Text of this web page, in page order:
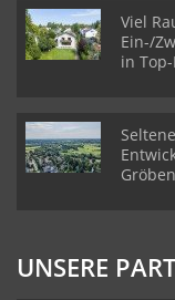
Viel
Ein-/
in
UNSERE